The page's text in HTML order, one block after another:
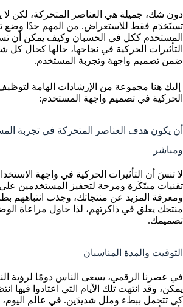
دون شك، جميلة هي العناصر المتحركة، لكن لا
تستَخدَم فقط للاستعراض. من المهم جدًا وضع
المستخدم ككل في الحسبان وكيف يمكن أن
التأثيرات الحركية في نجاحها، حالها كحال كل
ضمن تصميم واجهة وتجربة المستخدم.
إليك هنا مجموعة من الإرشادات الهامة
الحركية في تصميم واجهة المستخدم:
أن يكون هدف العناصر المتحركة في تجربة
ومباشر
لا تنسَ أن التأثيرات الحركية في واجهة
تقنيات مبتَكَرة ومرحة لتحفيز المستخدمين
ومعرفة المزيد عن منتجاتك، وجذب انتباههم
منتجك يعلق في ذاكرتهم، لذا حاول مراعاة
تصميمك.
التوقيت والمدة المناسبان
في عصرنا الرقمي، يسعى الناس دومًا لرؤية
يمكن، وقد انتهت تلك الأيام التي اعتادوا فيها
كي تتحمل ببطء وملل شديدَين. في عالم